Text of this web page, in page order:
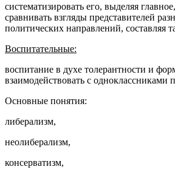
систематизировать его, выделяя
сравнивать взгляды представителей
политических направлений, составляя
Воспитательные:
воспитание в духе толерантности и
взаимодействовать с одноклассниками
Основные понятия:
либерализм,
неолиберализм,
консерватизм,